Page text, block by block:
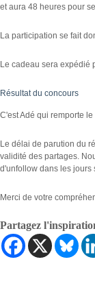
et aura 48 heures pour
La participation se fait
Le cadeau sera expédié
Résultat du concours
C'est Adé qui remporte
Le délai de parution du
validité des partages.
d'unfollow dans les jours
Merci de votre
Partagez